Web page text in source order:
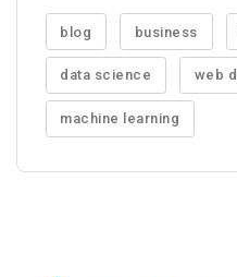
blog business
data science web
machine learning